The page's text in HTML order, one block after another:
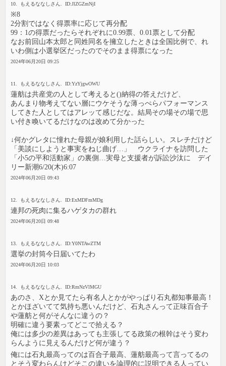
10. もえるななしさん. ID:JlZGZmNjI
※8
2分割ではなく得票率に応じて再分配
99：1の得票だったらそれぞれに0.99票、0.01票として分配
なお前回山本太郎と同姓同名を擁立したときは全国比例で、れ
いわ側は小選挙区だったのでそのまま得票になった
2024年06月20日 09:25
11. もえるななしさん. ID:YzYjgwOWU
蓮舫は共産党の人として考えると()納得の答えだけど、
あんまり物考えてない層にウケそうな薄っぺらパフォーマンス
してきた人としてはアレッて感じだな。結局その場その場で思
い付き喚いてるだけなのは改めて分かった
↓何かグレタに憧れた母親が娘利用した話らしい。スレチだけど
「美談にしようと事実をねじ曲げ…」 ウクライナを訪問した
「小5の平和活動家」の裏側…実母と支援者が訴訟沙汰に デイ
リー新潮6/20(木)6:07
2024年06月20日 09:43
12. もえるななしさん. ID:ExMDFmMDg
連邦の死肉に集るハゲタカの群れ
2024年06月20日 09:48
13. もえるななしさん. ID:Y0NTAwZTM
選挙の封筒今日届いてたわ
2024年06月20日 10:03
14. もえるななしさん. ID:RmNzVlMGU
あのさ、Xとか見てたら有名人とかがやっぱり石丸都知事最高！
とかほざいてて気持ち悪いんだけど、石丸さんって正味百合子
や蓮舫と何がそんなに違うの？
明確に違う要素ってどこで拾える？
俺には多少の差異はあっても主張してる政策の根幹はそう変わ
らんように見えるんだけど何が違う？
俺には石丸最高ってのは百合子最高、蓮舫最高って言ってるの
とそう変わらんけどそこの違いを論理的に説明できる人ってい